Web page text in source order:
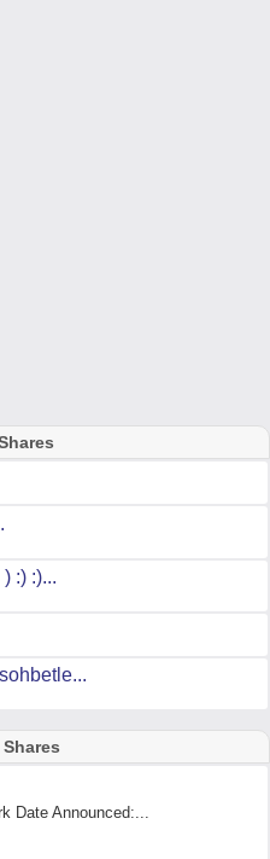
:) :)...
Date Announced:...